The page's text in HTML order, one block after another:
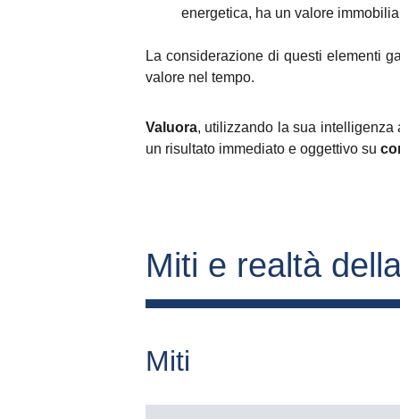
energetica, ha un valore
La considerazione di questi elementi
valore nel tempo.
Valuora, utilizzando la sua intelligenza
un risultato immediato e oggettivo su
Miti e realtà
Miti